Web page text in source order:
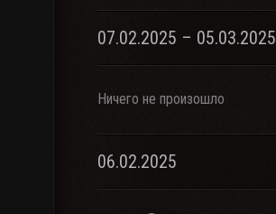
07.02.2025 – 05.03.2025
Ничего не произошло
06.02.2025